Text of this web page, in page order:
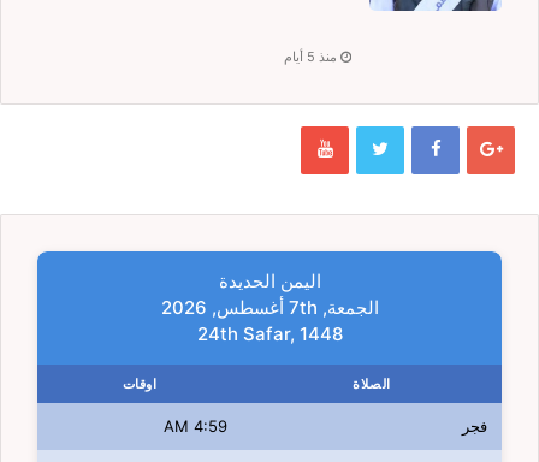
منذ 5 أيام
اليمن الحديدة
الجمعة, 7th أغسطس, 2026
24th Safar, 1448
الصلاة اوقات
فجر 4:59 AM